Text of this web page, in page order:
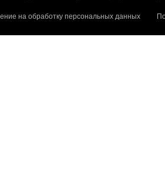
на обработку персональных данных